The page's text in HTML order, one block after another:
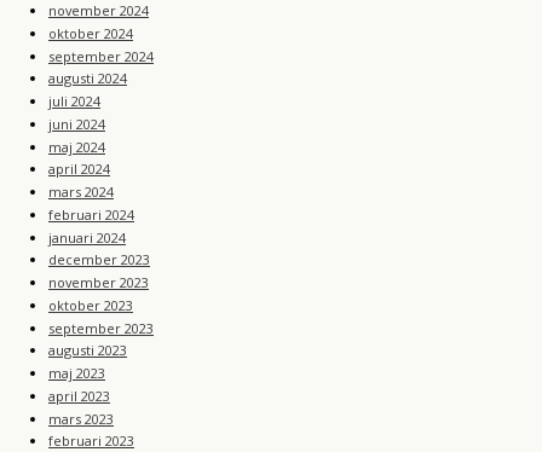
november 2024
oktober 2024
september 2024
augusti 2024
juli 2024
juni 2024
maj 2024
april 2024
mars 2024
februari 2024
januari 2024
december 2023
november 2023
oktober 2023
september 2023
augusti 2023
maj 2023
april 2023
mars 2023
februari 2023